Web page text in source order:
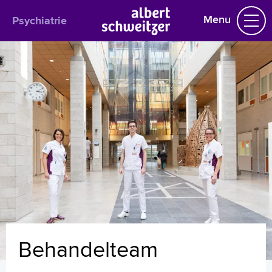
Psychiatrie Menu
Psychiatrie
Praktische informatie
Het behandelteam
Aandoeningen en behandelingen
Deeltijdbehandeling
Verpleegafdeling Psychiatrie
Belangrijk om te weten
Uw dossier inzien?
Wachttijden
Psychomedisch Centrum
Folders
Behandelteam